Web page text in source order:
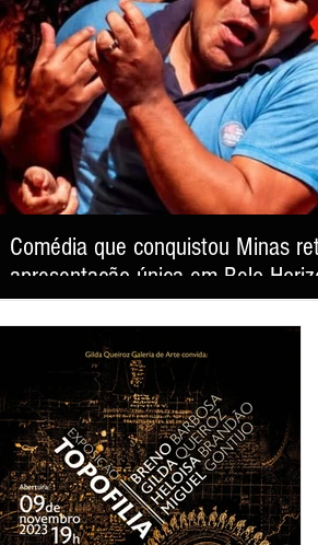
Comédia que conquistou Minas
apresentação única em Belo
20h, no Teatro Sesiminas, prometendo arrancar
das comédias românticas mais prestigiadas do